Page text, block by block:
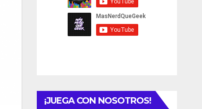
¡JUEGA CON NOSOTROS!